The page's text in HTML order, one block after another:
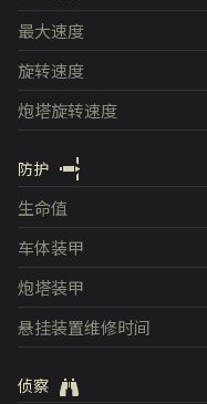
最大速度
旋转速度
炮塔旋转速度
防护
生命值
车体装甲
炮塔装甲
悬挂装置维修时间
侦察